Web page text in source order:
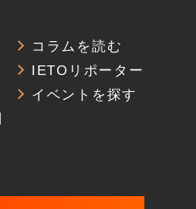
コラムを読む
IETOリポーター
イベントを探す